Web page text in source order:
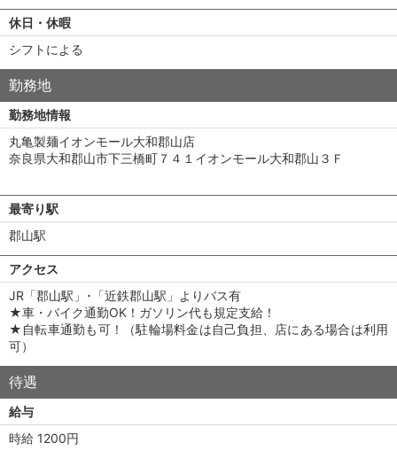
休日・休暇
シフトによる
勤務地
勤務地情報
丸亀製麺イオンモール大和郡山店
奈良県大和郡山市下三橋町７４１イオンモール大和郡山３Ｆ
最寄り駅
郡山駅
アクセス
JR「郡山駅」･「近鉄郡山駅」よりバス有
★車・バイク通勤OK！ガソリン代も規定支給！
★自転車通勤も可！（駐輪場料金は自己負担、店にある場合は利用
可）
待遇
給与
時給 1200円